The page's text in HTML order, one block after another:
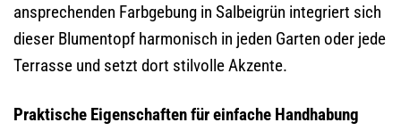
ansprechenden Farbgebung in Salbeigrün integriert sich
dieser Blumentopf harmonisch in jeden Garten oder jede
Terrasse und setzt dort stilvolle Akzente.
Praktische Eigenschaften für einfache Handhabung